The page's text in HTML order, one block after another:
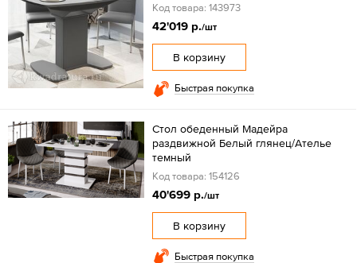
Код товара: 143973
42'019 р./шт
В корзину
Быстрая покупка
Стол обеденный Мадейра
раздвижной Белый глянец/Ателье
темный
Код товара: 154126
40'699 р./шт
В корзину
Быстрая покупка